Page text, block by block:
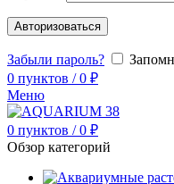
Авторизоваться
Забыли пароль?
0 пунктов / 0 ₽
Меню
0 пунктов / 0 ₽
Обзор категорий